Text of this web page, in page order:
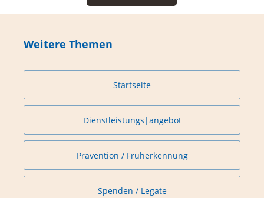
Weitere Themen
Startseite
Dienstleistungs|angebot
Prävention / Früherkennung
Spenden / Legate